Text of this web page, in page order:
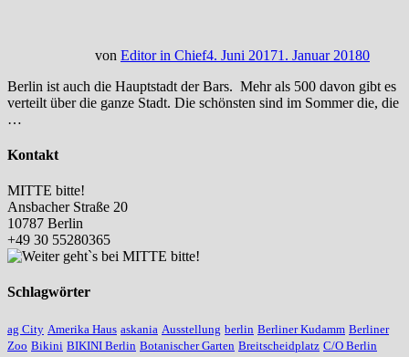
von Editor in Chief4. Juni 20171. Januar 20180
Berlin ist auch die Hauptstadt der Bars. Mehr als 500 davon gibt es
verteilt über die ganze Stadt. Die schönsten sind im Sommer die, die
…
Kontakt
MITTE bitte!
Ansbacher Straße 20
10787 Berlin
+49 30 55280365
Schlagwörter
ag City Amerika Haus askania Ausstellung berlin Berliner Kudamm Berliner
Zoo Bikini BIKINI Berlin Botanischer Garten Breitscheidplatz C/O Berlin